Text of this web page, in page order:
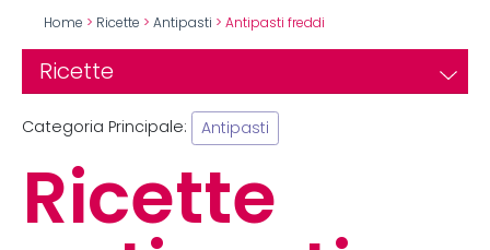
Home > Ricette > Antipasti > Antipasti freddi
Ricette
Categoria Principale: Antipasti
Ricette